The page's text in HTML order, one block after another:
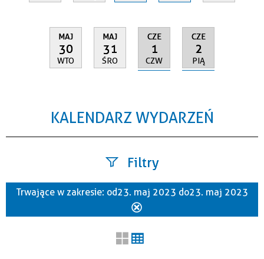
MAJ
30
WTO
MAJ
31
ŚRO
CZE
1
CZW
CZE
2
PIĄ
KALENDARZ WYDARZEŃ
Filtry
Szukana fraza
Trwające w zakresie: od 23. maj 2023 do 23. maj 2023
filtr